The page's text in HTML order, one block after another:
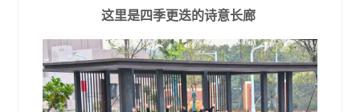
这里是四季更迭的诗意长廊